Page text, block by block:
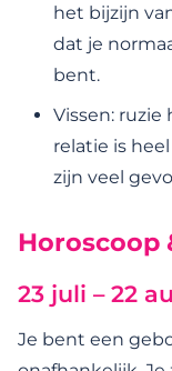
het bijzijn
dat je
bent.
Vissen:
relatie is
zijn veel
Horoscoop
23 juli – 22
Je bent een